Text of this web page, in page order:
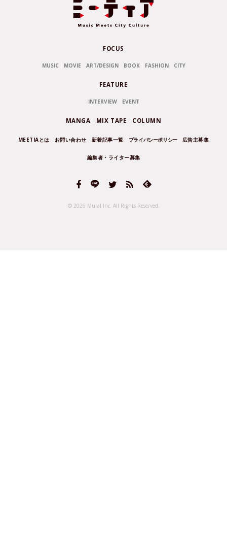
FOCUS
MUSIC MOVIE ART/DESIGN BOOK FASHION CITY
FEATURE
INTERVIEW EVENT
MANGA MIX TAPE COLUMN
MEETIAとは お問い合わせ 新着記事一覧 プライバシーポリシー 広告主募集
編集者・ライター募集
© 2026 Mural Inc. All Rights Reserved.